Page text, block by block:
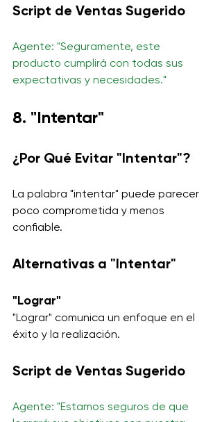
Script de Ventas Sugerido
Agente: "Seguramente, este
producto cumplirá con todas sus
expectativas y necesidades."
8. "Intentar"
¿Por Qué Evitar "Intentar"?
La palabra "intentar" puede parecer
poco comprometida y menos
confiable.
Alternativas a "Intentar"
"Lograr"
"Lograr" comunica un enfoque en el
éxito y la realización.
Script de Ventas Sugerido
Agente: "Estamos seguros de que